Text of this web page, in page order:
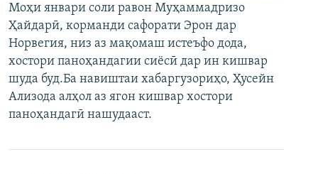
Ҳамаи сомонаҳои RFE/RL
Моҳи январи соли равон Муҳаммадризо
Ҳайдарӣ, корманди сафорати Эрон дар
Норвегия, низ аз мақомаш истеъфо дода,
хостори паноҳандагии сиёсӣ дар ин кишвар
шуда буд.Ба навиштаи хабаргузориҳо, Ҳусейн
Ализода алҳол аз ягон кишвар хостори
паноҳандагӣ нашудааст.